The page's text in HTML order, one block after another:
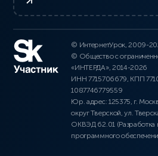
© ИнтернетУрок, 2009-
© Общество с
«ИНТЕРДА», 2014-2026
ИНН 7715706679, КПП
1087746779559
Юр. адрес: 125375, г.
округ Тверской, ул.
ОКВЭД 62.01 (Разработка
программного